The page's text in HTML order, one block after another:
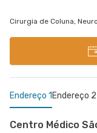
Endereço 1 Endereço 2
Centro Médico